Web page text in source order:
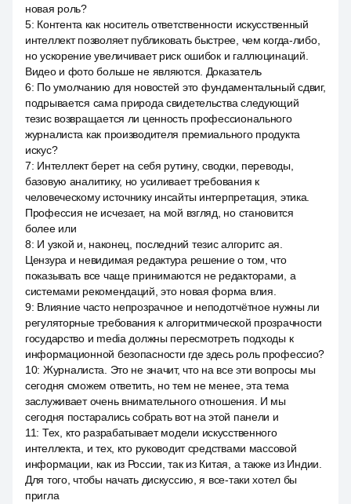
новая роль?
5: Контента как носитель ответственности искусственный
интеллект позволяет публиковать быстрее, чем когда-либо,
но ускорение увеличивает риск ошибок и галлюцинаций.
Видео и фото больше не являются. Доказатель
6: По умолчанию для новостей это фундаментальный сдвиг,
подрывается сама природа свидетельства следующий
тезис возвращается ли ценность профессионального
журналиста как производителя премиального продукта
искус?
7: Интеллект берет на себя рутину, сводки, переводы,
базовую аналитику, но усиливает требования к
человеческому источнику инсайты интерпретация, этика.
Профессия не исчезает, на мой взгляд, но становится
более или
8: И узкой и, наконец, последний тезис алгоритс ая.
Цензура и невидимая редактура решение о том, что
показывать все чаще принимаются не редакторами, а
системами рекомендаций, это новая форма влия.
9: Влияние часто непрозрачное и неподотчётное нужны ли
регуляторные требования к алгоритмической прозрачности
государство и media должны пересмотреть подходы к
информационной безопасности где здесь роль профессио?
10: Журналиста. Это не значит, что на все эти вопросы мы
сегодня сможем ответить, но тем не менее, эта тема
заслуживает очень внимательного отношения. И мы
сегодня постарались собрать вот на этой панели и
11: Тех, кто разрабатывает модели искусственного
интеллекта, и тех, кто руководит средствами массовой
информации, как из России, так из Китая, а также из Индии.
Для того, чтобы начать дискуссию, я все-таки хотел бы
пригла